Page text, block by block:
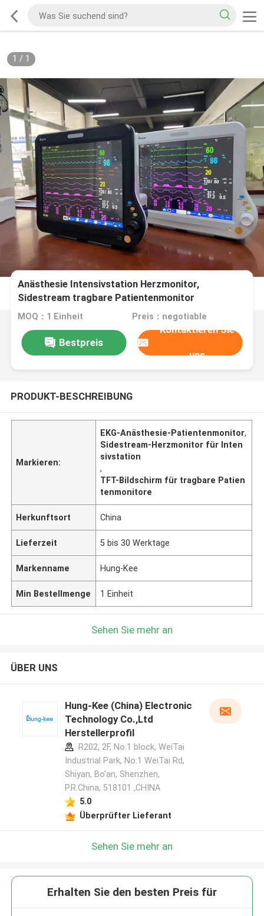
1 / 1
Anästhesie Intensivstation Herzmonitor,
Sidestream tragbare Patientenmonitor
MOQ：1 Einheit Preis：negotiable
Bestpreis
Kontaktieren Sie
uns
PRODUKT-BESCHREIBUNG
Markieren:
EKG-Anästhesie-Patientenmonitor,
Sidestream-Herzmonitor für Inten
sivstation
,
TFT-Bildschirm für tragbare Patien
tenmonitore
Herkunftsort China
Lieferzeit 5 bis 30 Werktage
Markenname Hung-Kee
Min Bestellmenge 1 Einheit
Sehen Sie mehr an
ÜBER UNS
Hung-Kee (China) Electronic
Technology Co.,Ltd
Herstellerprofil
R202, 2F, No.1 block, WeiTai
Industrial Park, No.1 WeiTai Rd,
Shiyan, Bo'an, Shenzhen,
P.R.China, 518101​​​​​​​ ,CHINA
5.0
Überprüfter Lieferant
Sehen Sie mehr an
Erhalten Sie den besten Preis für